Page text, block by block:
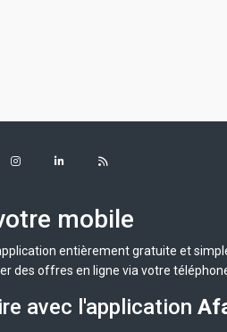
mobile
entièrement gratuite et
des offres en ligne via votre
avec l'application